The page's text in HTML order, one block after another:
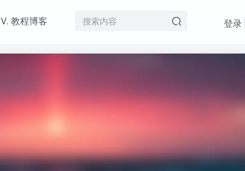
V. 教程博客 登录